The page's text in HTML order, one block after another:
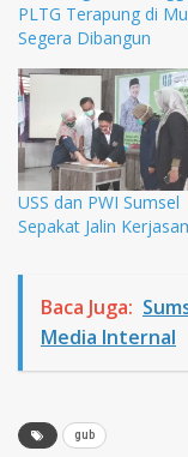
PLTG Terapung di
Segera Dibangun
USS dan PWI Sumsel
Sepakat Jalin
Baca Juga:
Media Internal
gub